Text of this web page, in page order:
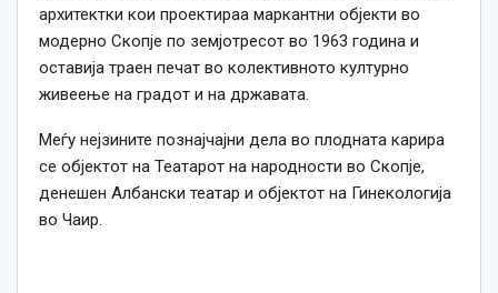
архитектки кои проектираа маркантни објекти во
модерно Скопје по земјотресот во 1963 година и
оставија траен печат во колективното културно
живеење на градот и на државата.
Меѓу нејзините познајчајни дела во плодната карира
се објектот на Театарот на народности во Скопје,
денешен Албански театар и објектот на Гинекологија
во Чаир.